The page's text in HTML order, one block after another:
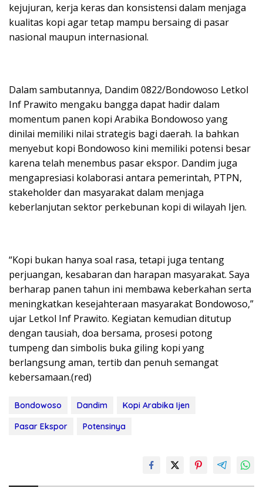
kejujuran, kerja keras dan konsistensi dalam menjaga
kualitas kopi agar tetap mampu bersaing di pasar
nasional maupun internasional.
Dalam sambutannya, Dandim 0822/Bondowoso Letkol
Inf Prawito mengaku bangga dapat hadir dalam
momentum panen kopi Arabika Bondowoso yang
dinilai memiliki nilai strategis bagi daerah. Ia bahkan
menyebut kopi Bondowoso kini memiliki potensi besar
karena telah menembus pasar ekspor. Dandim juga
mengapresiasi kolaborasi antara pemerintah, PTPN,
stakeholder dan masyarakat dalam menjaga
keberlanjutan sektor perkebunan kopi di wilayah Ijen.
“Kopi bukan hanya soal rasa, tetapi juga tentang
perjuangan, kesabaran dan harapan masyarakat. Saya
berharap panen tahun ini membawa keberkahan serta
meningkatkan kesejahteraan masyarakat Bondowoso,”
ujar Letkol Inf Prawito. Kegiatan kemudian ditutup
dengan tausiah, doa bersama, prosesi potong
tumpeng dan simbolis buka giling kopi yang
berlangsung aman, tertib dan penuh semangat
kebersamaan.(red)
Bondowoso Dandim
Kopi Arabika Ijen
Pasar Ekspor
Potensinya